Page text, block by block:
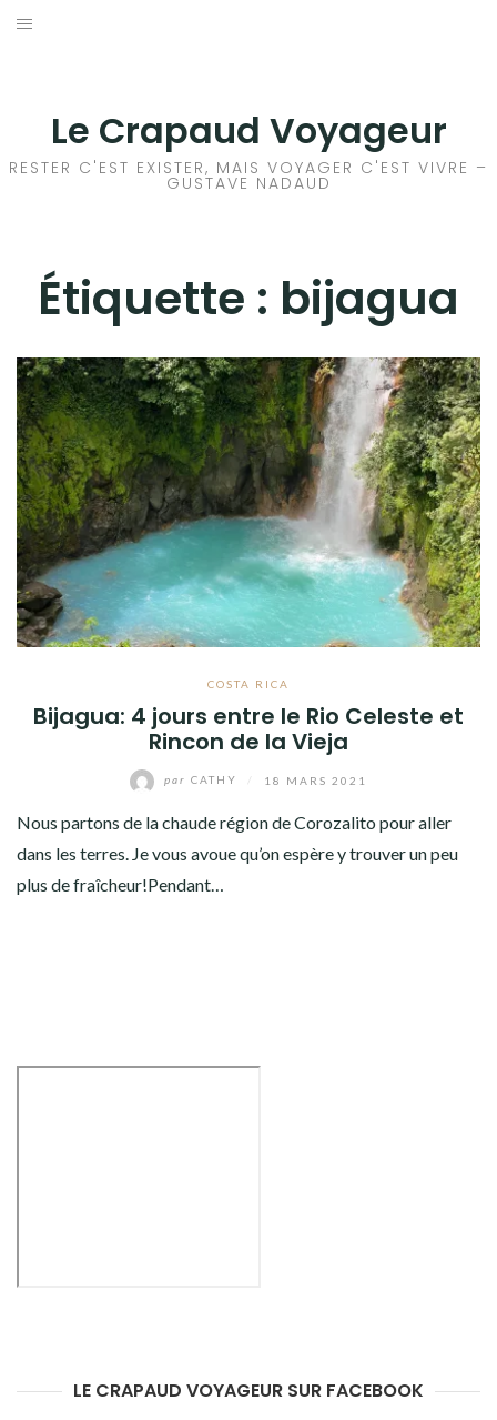
Aller
Le Crapaud Voyageur
RESTER C'EST EXISTER, MAIS VOYAGER C'EST VIVRE –
GUSTAVE NADAUD
Étiquette : bijagua
COSTA RICA
Bijagua: 4 jours entre le Rio Celeste et
Rincon de la Vieja
par CATHY 18 MARS 2021
Nous partons de la chaude région de Corozalito pour aller
dans les terres. Je vous avoue qu’on espère y trouver un peu
plus de fraîcheur!Pendant…
LE CRAPAUD VOYAGEUR SUR FACEBOOK
EUROPE
ASIE
AMÉRIQUE DU NORD
AMÉRIQUE CENTRALE
AMÉRIQUE DU SUD
TOUR DU MONDE 2020-2021
CONTACT